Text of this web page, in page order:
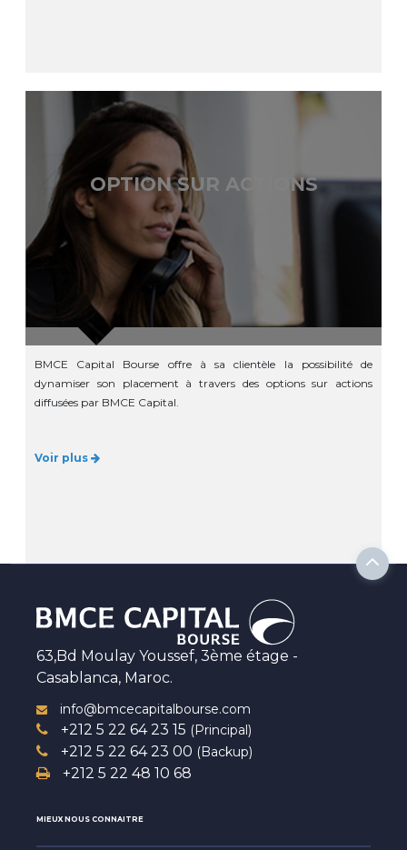
OPTION SUR ACTIONS
BMCE Capital Bourse offre à sa clientèle la possibilité de
dynamiser son placement à travers des options sur actions
diffusées par BMCE Capital.
Voir plus
63,Bd Moulay Youssef, 3ème étage -
Casablanca, Maroc.
info@bmcecapitalbourse.com
+212 5 22 64 23 15 (Principal)
+212 5 22 64 23 00 (Backup)
+212 5 22 48 10 68
MIEUX NOUS CONNAITRE